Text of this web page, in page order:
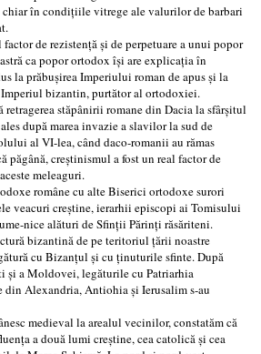
chiar în condiţiile vitrege ale valurilor de barbari
de rezistenţă şi de perpetuare a unui popor
ca popor ortodox îşi are explicaţia în
la prăbuşirea Imperiului roman de apus şi la
bizantin, purtător al ortodoxiei.
stăpânirii romane din Dacia la sfârşitul
după marea invazie a slavilor la sud de
al VI-lea, când daco-romanii au rămas
păgână, creştinismul a fost un real factor de
meleaguri.
române cu alte Biserici ortodoxe surori
veacuri creştine, ierarhii episcopi ai Tomisului
nice alături de Sfinţii Părinţi răsăriteni.
bizantină de pe teritoriul ţării noastre
cu Bizanţul şi cu ţinuturile sfinte. După
şi a Moldovei, legăturile cu Patriarhia
din Alexandria, Antiohia şi Ierusalim s-au
medieval la arealul vecinilor, constatăm că
a două lumi creştine, cea catolică şi cea